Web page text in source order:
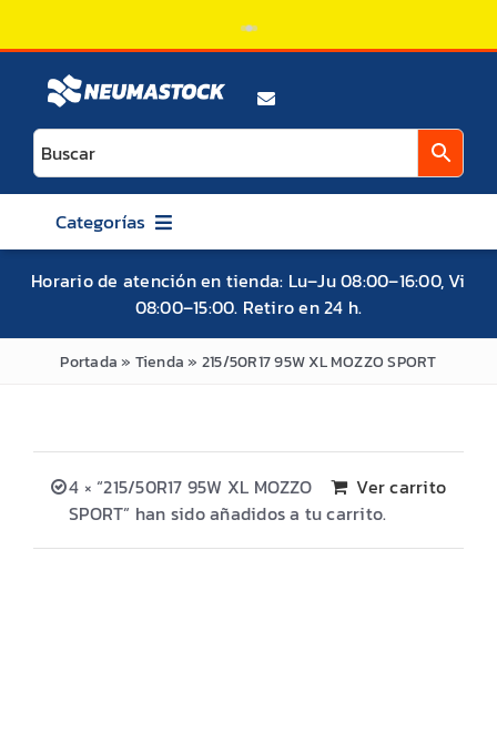
Saltar
contenido
Categorías
AUTO
CAMIONETA / SUV / 4X4
ATV / UTV / SXS
BICICLETA
MITAS
MAXXIS
Horario de atención en tienda: Lu–Ju 08:00–16:00, Vi
08:00–15:00. Retiro en 24 h.
Portada» Tienda» 215/50R17 95W XL MOZZO SPORT
Ver carrito
4 × “215/50R17 95W XL MOZZO
SPORT” han sido añadidos a tu carrito.